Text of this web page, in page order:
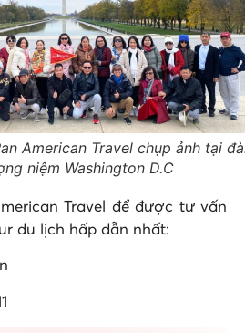
American Travel chụp ảnh tại
niệm Washington D.C
Travel để được tư vấn
du lịch hấp dẫn nhất: